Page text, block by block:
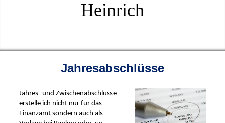
Heinrich
Jahresabschlüsse
Jahres- und Zwischenabschlüsse
erstelle ich nicht nur für das
Finanzamt sondern auch als